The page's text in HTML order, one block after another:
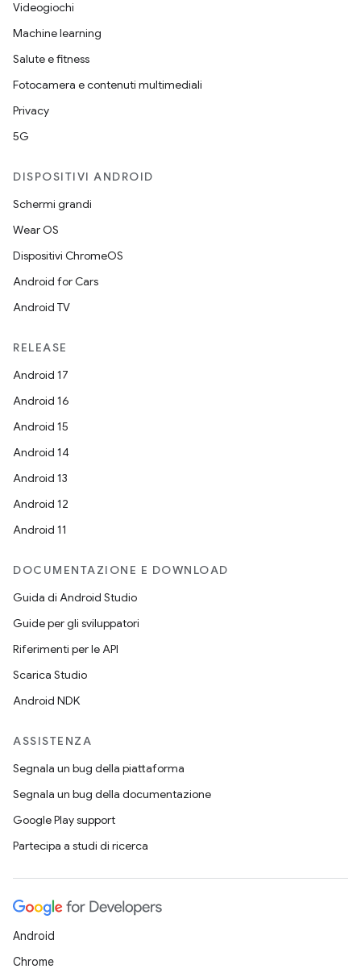
Videogiochi
Machine learning
Salute e fitness
Fotocamera e contenuti multimediali
Privacy
5G
DISPOSITIVI ANDROID
Schermi grandi
Wear OS
Dispositivi ChromeOS
Android for Cars
Android TV
RELEASE
Android 17
Android 16
Android 15
Android 14
Android 13
Android 12
Android 11
DOCUMENTAZIONE E DOWNLOAD
Guida di Android Studio
Guide per gli sviluppatori
Riferimenti per le API
Scarica Studio
Android NDK
ASSISTENZA
Segnala un bug della piattaforma
Segnala un bug della documentazione
Google Play support
Partecipa a studi di ricerca
Android
Chrome